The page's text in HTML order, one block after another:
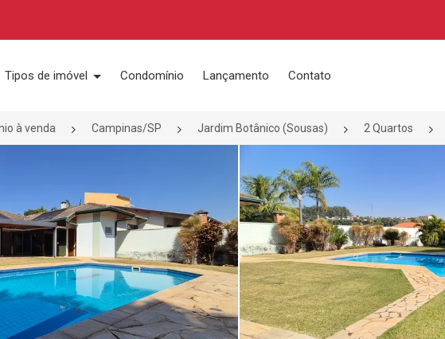
Tipos de imóvel Condomínio Lançamento Contato
à venda Campinas/SP Jardim Botânico (Sousas) 2 Quartos